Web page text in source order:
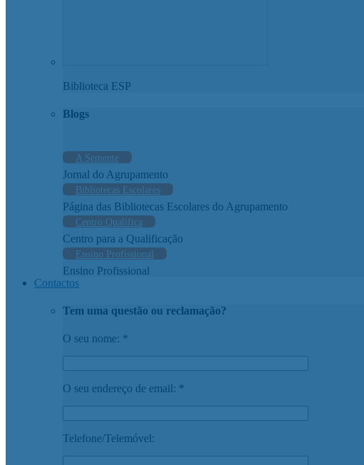
Biblioteca ESP
Blogs
A Semente
Jornal do Agrupamento
Bibliotecas Escolares
Página das Bibliotecas Escolares do Agrupamento
Centro Qualifica
Centro para a Qualificação
Ensino Profissional
Ensino Profissional
Contactos
Tem uma questão ou reclamação?
O seu nome: *
O seu endereço de email: *
Telefone/Telemóvel: